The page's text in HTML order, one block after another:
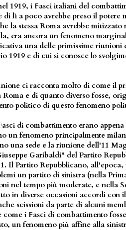
1919, i Fasci italiani del
di lì a poco avrebbe preso il potere
la stessa Roma avrebbe
era ancora un fenomeno
una delle primissime riunioni
1919 e di cui si conosce lo
ci racconta molto di come il
Roma e di quanto diverso fosse,
politico di questo fenomeno
di combattimento erano
un fenomeno principalmente
una sede e la riunione dell'11
Garibaldi" del Partito
Il Partito Repubblicano, all'epoca,
un partito di sinistra (nella
nel tempo più moderate, e nella
in diverse occasioni accordi con
scissioni da parte di alcuni
come i Fasci di combattimento
un fenomeno più affine alla